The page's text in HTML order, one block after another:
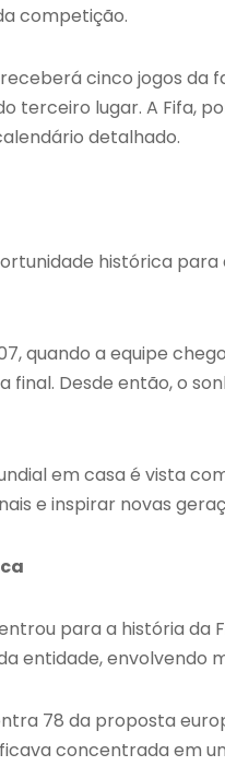
competição.
cinco jogos da
terceiro lugar. A Fifa,
detalhado.
histórica para
quando a equipe
Desde então, o
em casa é vista
e inspirar novas
para a história da
entidade, envolvendo
78 da proposta
concentrada em